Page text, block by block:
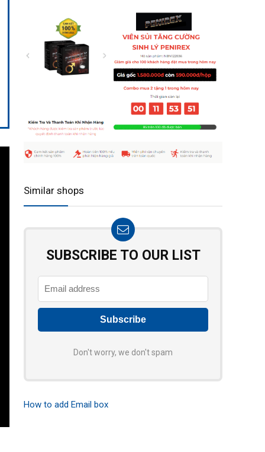
Similar shops
SUBSCRIBE TO OUR LIST
Don't worry, we don't spam
How to add Email box